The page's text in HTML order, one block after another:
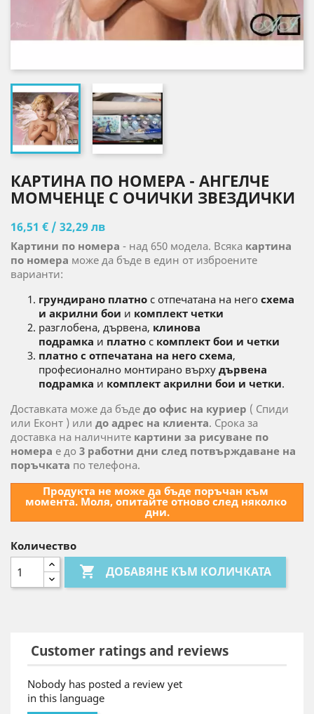
КАРТИНА ПО НОМЕРА - АНГЕЛЧЕ
МОМЧЕНЦЕ С ОЧИЧКИ ЗВЕЗДИЧКИ
16,51 € / 32,29 лв
Картини по номера - над 650 модела. Всяка картина
по номера може да бъде в един от изброените
варианти:
грундирано платно с отпечатана на него схема
и акрилни бои и комплект четки
разглобена, дървена, клинова
подрамка и платно с комплект бои и четки
платно с отпечатана на него схема,
професионално монтирано върху дървена
подрамка и комплект акрилни бои и четки.
Доставката може да бъде до офис на куриер ( Спиди
или Еконт ) или до адрес на клиента. Срока за
доставка на наличните картини за рисуване по
номера е до 3 работни дни след потвърждаване на
поръчката по телефона.
Продукта не може да бъде поръчан към
момента. Моля, опитайте отново след няколко
дни.
Количество
 ДОБАВЯНЕ КЪМ КОЛИЧКАТА
Customer ratings and reviews
Nobody has posted a review yet
in this language